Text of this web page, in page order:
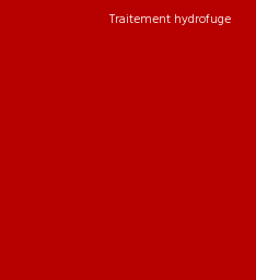
Traitement hydrofuge